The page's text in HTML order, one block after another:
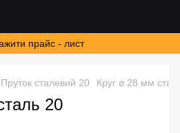
прайс - лист
Пруток сталевий 20 Круг ⌀ 28 мм
20